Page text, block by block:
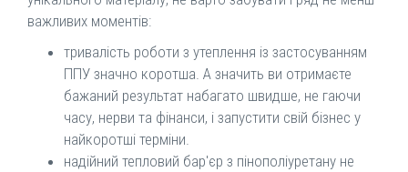
важливих моментів:
тривалість роботи з утеплення із застосуванням
ППУ значно коротша. А значить ви отримаєте
бажаний результат набагато швидше, не гаючи
часу, нерви та фінанси, і запустити свій бізнес у
найкоротші терміни.
надійний тепловий бар'єр з пінополіуретану не